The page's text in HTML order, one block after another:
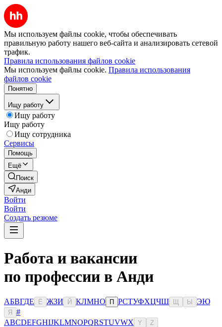
Мы используем файлы cookie, чтобы обеспечивать
правильную работу нашего веб-сайта и анализировать сетевой
трафик.
Правила использования файлов cookie
Мы используем файлы cookie. Правила использования
файлов cookie
Понятно
Ищу работу
Ищу работу
Ищу работу
Ищу сотрудника
Сервисы
Помощь
Ещё
Поиск
Анди
Войти
Войти
Создать резюме
Работа и вакансии
по профессии в Анди
АБВГДЕ Ё ЖЗИ Й КЛМНО П РСТУФХЦЧШ Ы ЭЮ
Я
#
ABCDEFGHIJKLMNOPQRSTUVWX Y Z